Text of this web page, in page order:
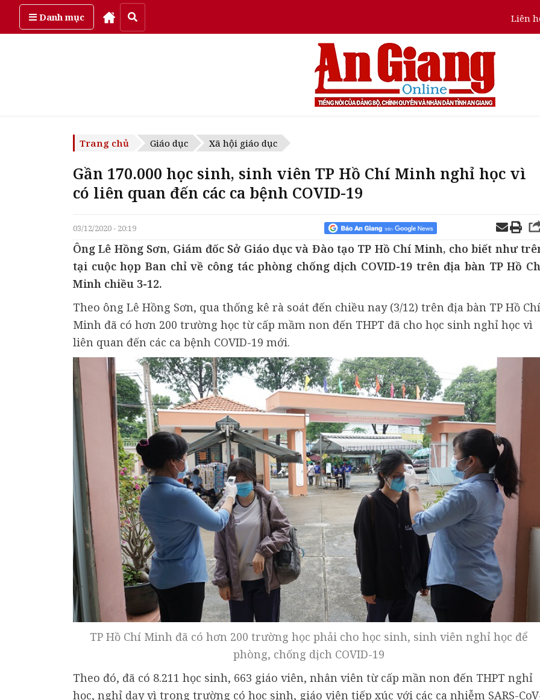
Danh mục Liên
Thứ sáu, ngày 7/08/2026
Trang chủ Giáo dục Xã hội giáo dục
Gần 170.000 học sinh, sinh viên TP Hồ Chí Minh nghỉ học vì
có liên quan đến các ca bệnh COVID-19
03/12/2020 - 20:19
Ông Lê Hồng Sơn, Giám đốc Sở Giáo dục và Đào tạo TP Hồ Chí Minh, cho biết như
tại cuộc họp Ban chỉ về công tác phòng chống dịch COVID-19 trên địa bàn TP Hồ
Minh chiều 3-12.
Theo ông Lê Hồng Sơn, qua thống kê rà soát đến chiều nay (3/12) trên địa bàn TP Hồ Chí
Minh đã có hơn 200 trường học từ cấp mầm non đến THPT đã cho học sinh nghỉ học vì
liên quan đến các ca bệnh COVID-19 mới.
TP Hồ Chí Minh đã có hơn 200 trường học phải cho học sinh, sinh viên nghỉ học để
phòng, chống dịch COVID-19
Theo đó, đã có 8.211 học sinh, 663 giáo viên, nhân viên từ cấp mần non đến THPT nghỉ
học, nghỉ dạy vì trong trường có học sinh, giáo viên tiếp xúc với các ca nhiễm SARS-